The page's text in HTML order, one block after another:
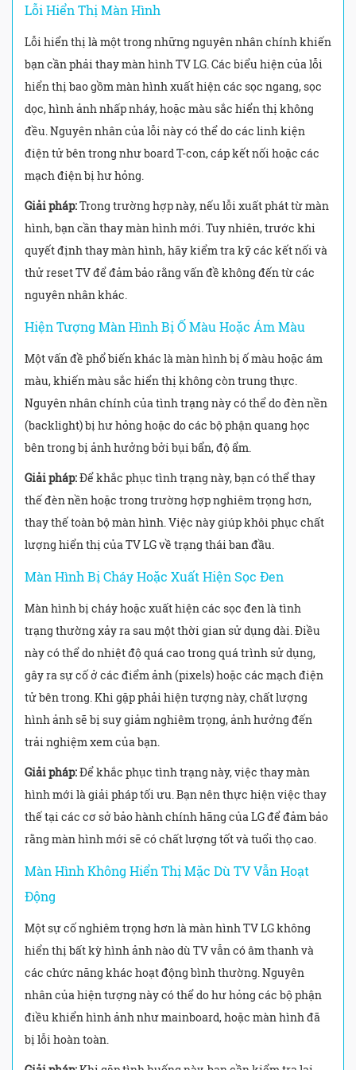
Lỗi Hiển Thị Màn Hình
Lỗi hiển thị là một trong những nguyên nhân chính khiến
bạn cần phải thay màn hình TV LG. Các biểu hiện của lỗi
hiển thị bao gồm màn hình xuất hiện các sọc ngang, sọc
dọc, hình ảnh nhấp nháy, hoặc màu sắc hiển thị không
đều. Nguyên nhân của lỗi này có thể do các linh kiện
điện tử bên trong như board T-con, cáp kết nối hoặc các
mạch điện bị hư hỏng.
Giải pháp:Trong trường hợp này, nếu lỗi xuất phát từ màn
hình, bạn cần thay màn hình mới. Tuy nhiên, trước khi
quyết định thay màn hình, hãy kiểm tra kỹ các kết nối và
thử reset TV để đảm bảo rằng vấn đề không đến từ các
nguyên nhân khác.
Hiện Tượng Màn Hình Bị Ố Màu Hoặc Ám Màu
Một vấn đề phổ biến khác là màn hình bị ố màu hoặc ám
màu, khiến màu sắc hiển thị không còn trung thực.
Nguyên nhân chính của tình trạng này có thể do đèn nền
(backlight) bị hư hỏng hoặc do các bộ phận quang học
bên trong bị ảnh hưởng bởi bụi bẩn, độ ẩm.
Giải pháp:Để khắc phục tình trạng này, bạn có thể thay
thế đèn nền hoặc trong trường hợp nghiêm trọng hơn,
thay thế toàn bộ màn hình. Việc này giúp khôi phục chất
lượng hiển thị của TV LG về trạng thái ban đầu.
Màn Hình Bị Cháy Hoặc Xuất Hiện Sọc Đen
Màn hình bị cháy hoặc xuất hiện các sọc đen là tình
trạng thường xảy ra sau một thời gian sử dụng dài. Điều
này có thể do nhiệt độ quá cao trong quá trình sử dụng,
gây ra sự cố ở các điểm ảnh (pixels) hoặc các mạch điện
tử bên trong. Khi gặp phải hiện tượng này, chất lượng
hình ảnh sẽ bị suy giảm nghiêm trọng, ảnh hưởng đến
trải nghiệm xem của bạn.
Giải pháp:Để khắc phục tình trạng này, việc thay màn
hình mới là giải pháp tối ưu. Bạn nên thực hiện việc thay
thế tại các cơ sở bảo hành chính hãng của LG để đảm bảo
rằng màn hình mới sẽ có chất lượng tốt và tuổi thọ cao.
Màn Hình Không Hiển Thị Mặc Dù TV Vẫn Hoạt
Động
Một sự cố nghiêm trọng hơn là màn hình TV LG không
hiển thị bất kỳ hình ảnh nào dù TV vẫn có âm thanh và
các chức năng khác hoạt động bình thường. Nguyên
nhân của hiện tượng này có thể do hư hỏng các bộ phận
điều khiển hình ảnh như mainboard, hoặc màn hình đã
bị lỗi hoàn toàn.